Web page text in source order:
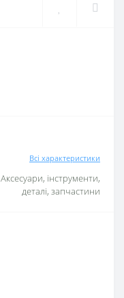
Всі характеристики
Аксесуари, інструменти,
деталі, запчастини